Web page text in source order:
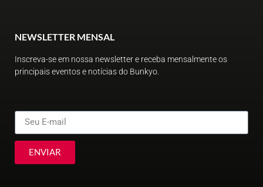
NEWSLETTER MENSAL
Inscreva-se em nossa newsletter e receba mensalmente os
principais eventos e notícias do Bunkyo.
ENVIAR